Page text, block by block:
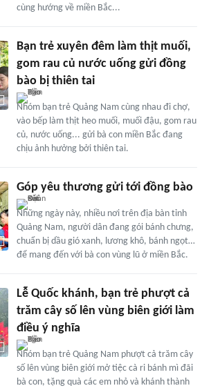
cùng hướng về miền Bắc...
Bạn trẻ xuyên đêm làm thịt muối,
gom rau củ nước uống gửi đồng
bào bị thiên tai
Nhóm bạn trẻ Quảng Nam cùng nhau đi chợ,
vào bếp làm thịt heo muối, muối đậu, gom rau
củ, nước uống... gửi bà con miền Bắc đang
chịu ảnh hưởng bởi thiên tai.
Góp yêu thương gửi tới đồng bào
Những ngày này, nhiều nơi trên địa bàn tỉnh
Quảng Nam, người dân đang gói bánh chưng,
chuẩn bị dầu gió xanh, lương khô, bánh ngọt…
để mang đến với bà con vùng lũ ở miền Bắc.
Lễ Quốc khánh, bạn trẻ phượt cả
trăm cây số lên vùng biên giới làm
điều ý nghĩa
Nhóm bạn trẻ Quảng Nam phượt cả trăm cây
số lên vùng biên giới mở tiệc cà ri bánh mì đãi
bà con, tặng quà các em nhỏ và khánh thành